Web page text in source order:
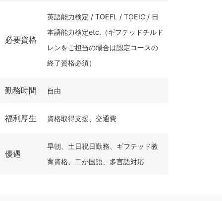
必要資格
英語能力検定 / TOEFL / TOEIC / 日
本語能力検定etc.（ギフテッドチルド
レンをご担当の場合は認定コースの
終了資格必須）
勤務時間 自由
福利厚生 資格取得支援、交通費
優遇
早朝、土日祝日勤務、ギフテッド教
育資格、二か国語、多言語対応